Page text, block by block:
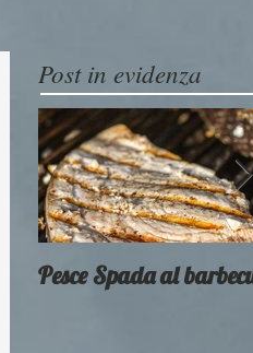
Post in evidenza
Pesce Spada al